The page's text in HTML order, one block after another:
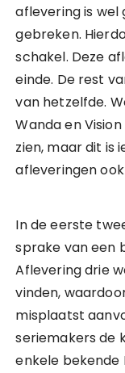
aflevering is wel
gebreken.
schakel. Deze
einde. De rest
van hetzelfde.
Wanda en
zien, maar dit is
afleveringen
In de eerste
sprake van een
Aflevering drie
vinden,
misplaatst
seriemakers de
enkele bekende